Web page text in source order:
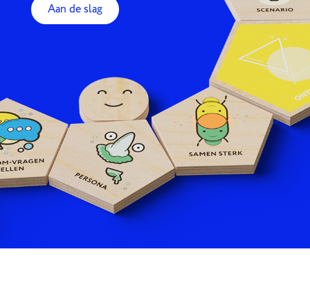
Aan de slag